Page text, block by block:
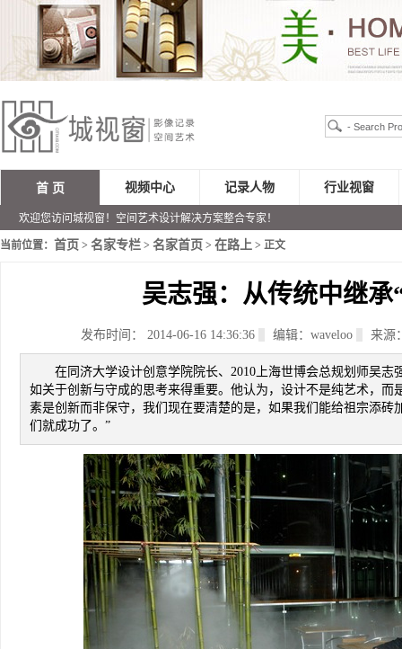
首 页
欢迎您访问城视窗！空间艺术设计解决方案整合专家！
视频中心 记录人物 行业视窗
当前位置： 首页 > 名家专栏 > 名家首页 > 在路上 > 正文
吴志强：从传统中继承
发布时间： 2014-06-16 14:36:36 编辑：waveloo 来源
在同济大学设计创意学院院长、2010上海世博会总规划师吴
如关于创新与守成的思考来得重要。他认为，设计不是纯艺术，而
素是创新而非保守，我们现在要清楚的是，如果我们能给祖宗添砖
们就成功了。”